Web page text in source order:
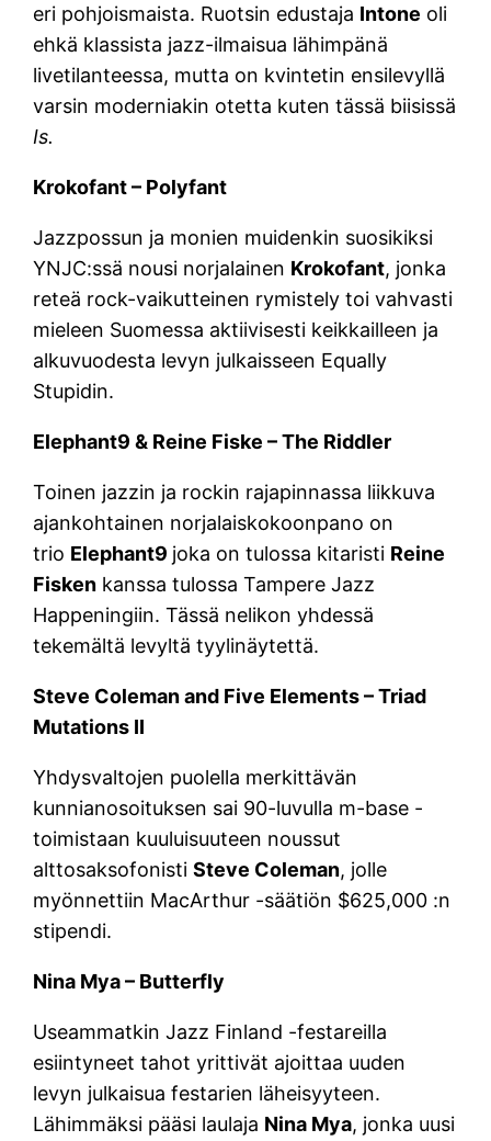
eri pohjoismaista. Ruotsin edustaja Intone oli
ehkä klassista jazz-ilmaisua lähimpänä
livetilanteessa, mutta on kvintetin ensilevyllä
varsin moderniakin otetta kuten tässä biisissä
Is.
Krokofant – Polyfant
Jazzpossun ja monien muidenkin suosikiksi
YNJC:ssä nousi norjalainen Krokofant, jonka
reteä rock-vaikutteinen rymistely toi vahvasti
mieleen Suomessa aktiivisesti keikkailleen ja
alkuvuodesta levyn julkaisseen Equally
Stupidin.
Elephant9 & Reine Fiske – The Riddler
Toinen jazzin ja rockin rajapinnassa liikkuva
ajankohtainen norjalaiskokoonpano on
trio Elephant9 joka on tulossa kitaristi Reine
Fisken kanssa tulossa Tampere Jazz
Happeningiin. Tässä nelikon yhdessä
tekemältä levyltä tyylinäytettä.
Steve Coleman and Five Elements – Triad
Mutations II
Yhdysvaltojen puolella merkittävän
kunnianosoituksen sai 90-luvulla m-base -
toimistaan kuuluisuuteen noussut
alttosaksofonistiSteve Coleman, jolle
myönnettiin MacArthur -säätiön $625,000 :n
stipendi.
Nina Mya – Butterfly
Useammatkin Jazz Finland -festareilla
esiintyneet tahot yrittivät ajoittaa uuden
levyn julkaisua festarien läheisyyteen.
Lähimmäksi pääsi laulaja Nina Mya, jonka uusi